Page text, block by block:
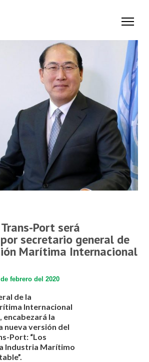
Port será
secretario general de
Marítima Internacional
febrero del 2020
de la
Internacional
encabezará la
nueva versión del
Port: “Los
Industria Marítimo